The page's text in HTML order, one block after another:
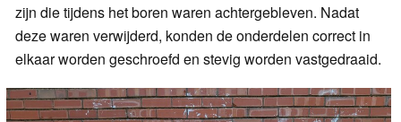
zijn die tijdens het boren waren achtergebleven. Nadat
deze waren verwijderd, konden de onderdelen correct in
elkaar worden geschroefd en stevig worden vastgedraaid.